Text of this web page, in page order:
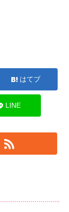
はてブ
LINE